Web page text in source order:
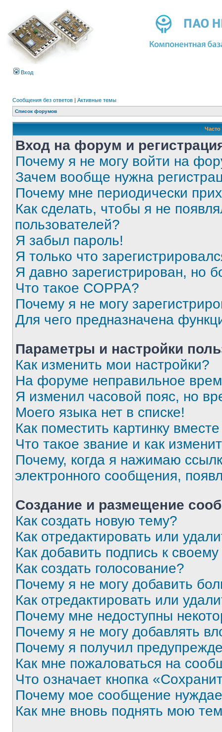
Вход
Сообщения без ответов | Активные темы
Список форумов
Вход на форум и
Почему я не могу войти на
Зачем вообще нужна
Почему мне периодически
Как сделать, чтобы я не
пользователей?
Я забыл пароль!
Я только что
Я давно зарегистрирован, но
Что такое COPPA?
Почему я не могу
Для чего предназначена
Параметры и настройки
Как изменить мои настройки?
На форуме неправильное
Я изменил часовой пояс, но
Моего языка нет в списке!
Как поместить картинку
Что такое звание и как
Почему, когда я нажимаю
электронного сообщения,
Создание и размещение
Как создать новую тему?
Как отредактировать или
Как добавить подпись к
Как создать голосование?
Почему я не могу добавить
Как отредактировать или
Почему мне недоступны
Почему я не могу добавлять
Почему я получил
Как мне пожаловаться на
Что означает кнопка
Почему мое сообщение
Как мне вновь поднять мою